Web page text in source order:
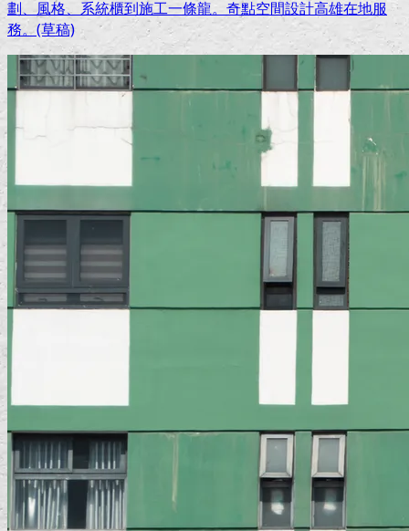
劃、風格、系統櫃到施工一條龍。奇點空間設計高雄在地服
務。(草稿)